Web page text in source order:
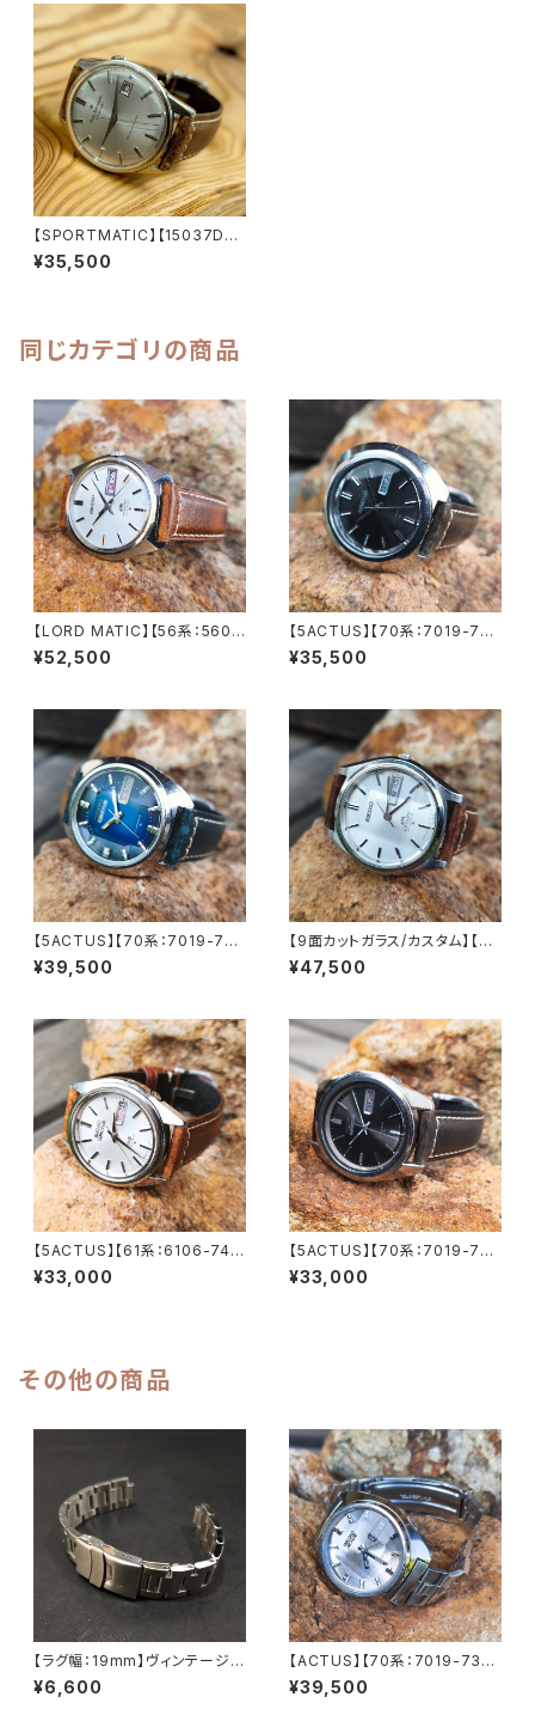
【SPORTMATIC】【15037D】S
EIKO/セイコー スポーツマチッ
ク 21石 Cal.790 キャリバー 機
ト メンズウォッチ【smp15037d
-1】
¥35,500
同じカテゴリの商品
【LORD MATIC】【56系：5606
-7000】【カレンダーレバー交換
済み】SEIKO/セイコーロードマ
9月製造 アンティークウォッチ
レザーベルト メンズウォッチ【56
06-7000-1】
¥52,500
【5ACTUS】【70系：7019-702
0】SEIKO/セイコー 5アクタス 2
1石 Cal.7019 キャリバー 機械
ークウォッチ 中三針 純正ベルト
メンズウォッチ【5ac7019-702
0-1】
¥35,500
【5ACTUS】【70系：7019-735
0】【新品9面カット風防】SEIK
O/セイコー 5アクタス 21石 Ca
1975年 1月製造【ac7019-73
¥39,500
【9面カットガラス/カスタム】【LO
RD MATIC】【56系：5606-70
70】SEIKO/セイコーロードマチ
舎諏訪工場 1970年 4月製造
アンティークウォッチ 中三針 レ
ザーベルト メンズウォッチ【560
6-7070-4】
¥47,500
【5ACTUS】【61系：6106-748
0】SEIKO/セイコー 5アクタス 2
3石 Cal.6106 キャリバー 機械
¥33,000
【5ACTUS】【70系：7019-704
0】SEIKO/セイコー 5アクタス 2
1石 Cal.7019 キャリバー 機械
¥33,000
その他の商品
【ラグ幅：19mm】ヴィンテージS
EIKO（5ACTUS、5SPORTS、5
デラックス、ファイブなど）など、
¥6,600
【ACTUS】【70系：7019-735
0】【新品9面カット風防】SEIK
O/セイコー アクタス 21石 Cal.
¥39,500